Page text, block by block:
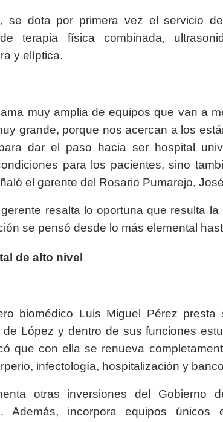
se dota por primera vez el servicio
terapia física combinada,
y elíptica.
muy amplia de equipos que van a
grande, porque nos acercan a los
dar el paso hacia ser hospital
para los pacientes, sino
el gerente del Rosario Pumarejo,
resalta lo oportuna que resulta
se pensó desde lo más elemental
de alto nivel
biomédico Luis Miguel Pérez
de López y dentro de sus funciones
que con ella se renueva
infectología, hospitalización y
otras inversiones del
Además, incorpora equipos